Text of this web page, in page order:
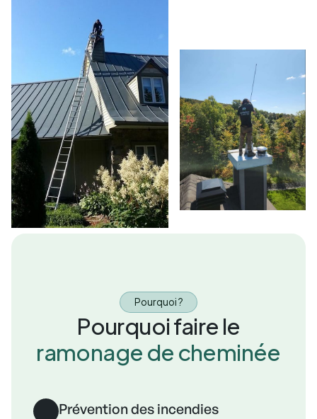
Pourquoi ?
Pourquoi faire le
ramonage de cheminée
Prévention des incendies